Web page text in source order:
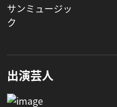
サンミュージッ
ク
出演芸人